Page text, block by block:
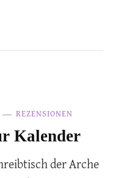
REZENSIONEN
Kalender
der Arche